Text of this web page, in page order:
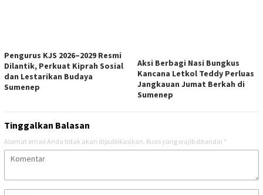
Pengurus KJS 2026–2029 Resmi
Dilantik, Perkuat Kiprah Sosial
dan Lestarikan Budaya
Sumenep
Aksi Berbagi Nasi Bungkus
Kancana Letkol Teddy Perluas
Jangkauan Jumat Berkah di
Sumenep
Tinggalkan Balasan
Alamat email Anda tidak akan dipublikasikan. Ruas yang wajib ditandai *